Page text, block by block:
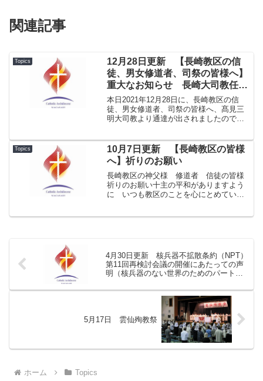
関連記事
Topics
12月28日更新 【長崎教区の信
徒、男女修道者、司祭の皆様へ】
重大なお知らせ 長崎大司教任命
および着座式等について
本日2021年12月28日に、長崎教区の信
徒、男女修道者、司祭の皆様へ、髙見三
明大司教より通達が出されましたので、
て.pdf2021-12-29長崎大司教の交代にあ
た...
Topics
10月7日更新 【長崎教区の皆様
へ】祈りのお願い
長崎教区の神父様 修道者 信徒の皆様
祈りのお願い十主の平和がありますよう
に いつも教区のことを心にとめていた
4月30日更新 核兵器不拡散条約（NPT）
第11回再検討会議の開催にあたっての声
明（核兵器のない世界のためのパートナ
5月17日 雲仙殉教祭
ホーム Topics